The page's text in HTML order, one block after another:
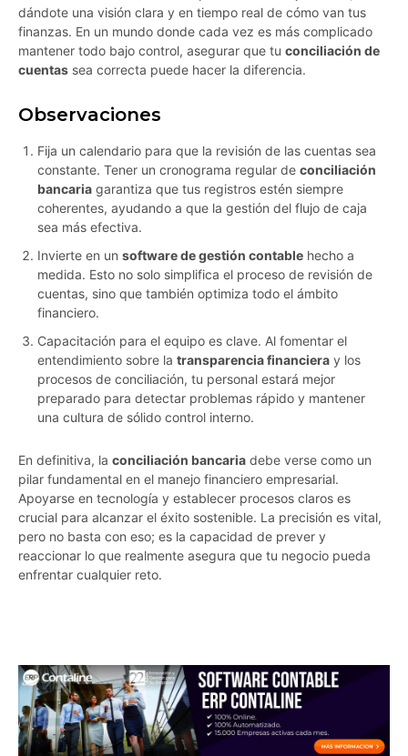
dándote una visión clara y en tiempo real de cómo van tus
finanzas. En un mundo donde cada vez es más complicado
mantener todo bajo control, asegurar que tu conciliación de
cuentas sea correcta puede hacer la diferencia.
Observaciones
Fija un calendario para que la revisión de las cuentas sea
constante. Tener un cronograma regular de conciliación
bancaria garantiza que tus registros estén siempre
coherentes, ayudando a que la gestión del flujo de caja
sea más efectiva.
Invierte en un software de gestión contable hecho a
medida. Esto no solo simplifica el proceso de revisión de
cuentas, sino que también optimiza todo el ámbito
financiero.
Capacitación para el equipo es clave. Al fomentar el
entendimiento sobre la transparencia financiera y los
procesos de conciliación, tu personal estará mejor
preparado para detectar problemas rápido y mantener
una cultura de sólido control interno.
En definitiva, la conciliación bancaria debe verse como un
pilar fundamental en el manejo financiero empresarial.
Apoyarse en tecnología y establecer procesos claros es
crucial para alcanzar el éxito sostenible. La precisión es vital,
pero no basta con eso; es la capacidad de prever y
reaccionar lo que realmente asegura que tu negocio pueda
enfrentar cualquier reto.